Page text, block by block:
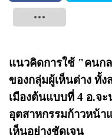
แนวคิดการใช้ "คนก
ของกลุ่มผู้เห็นต่าง ทั้
เมืองต้นแบบที่ 4 อ.จ
อุตสาหกรรมก้าวหน้
เห็นอย่างชัดเจน